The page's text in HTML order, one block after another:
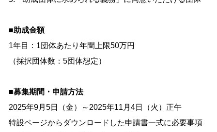
■助成金額
1年目：1団体あたり年間上限50万円
（採択団体数：5団体想定）
■募集期間・申請方法
2025年9月5日（金）～2025年11月4日（火）正午
特設ページからダウンロードした申請書一式に必要事項